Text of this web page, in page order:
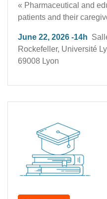
« Pharmaceutical and
patients and their
June 22, 2026 -14h
Rockefeller, Université
69008 Lyon